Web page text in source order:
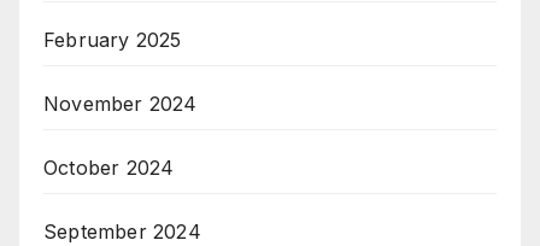
February 2025
November 2024
October 2024
September 2024